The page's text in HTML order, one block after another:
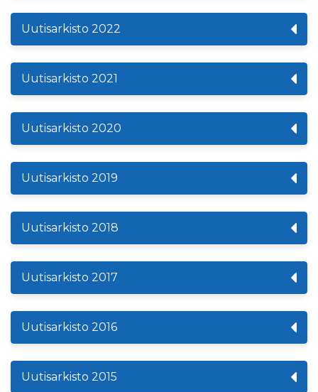
Uutisarkisto 2022
Uutisarkisto 2021
Uutisarkisto 2020
Uutisarkisto 2019
Uutisarkisto 2018
Uutisarkisto 2017
Uutisarkisto 2016
Uutisarkisto 2015